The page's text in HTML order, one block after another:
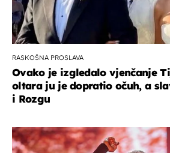
RASKOŠNA PROSLAVA
Ovako je izgledalo vjenčanje
oltara ju je dopratio očuh, a
i Rozgu